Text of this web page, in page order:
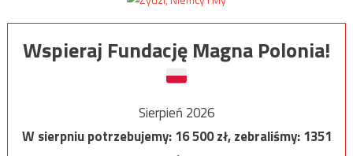
Wspieraj Fundację Magna Polonia!
Sierpień 2026
W sierpniu potrzebujemy:16 500zł, zebraliśmy:1351